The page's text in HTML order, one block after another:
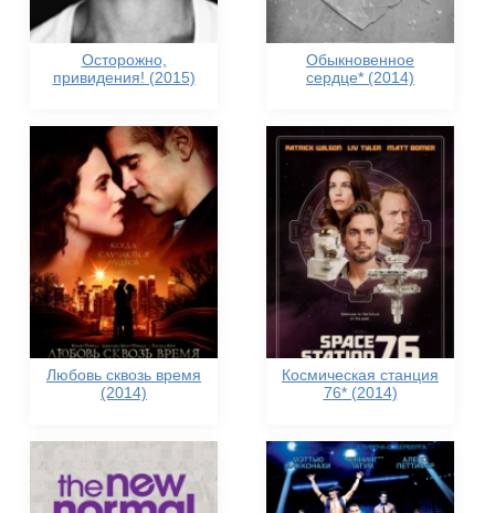
Осторожно,
привидения! (2015)
Обыкновенное
сердце* (2014)
Любовь сквозь время
(2014)
Космическая станция
76* (2014)